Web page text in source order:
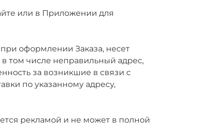
или в Приложении для
оформлении Заказа, несет
том числе неправильный адрес,
за возникшие в связи с
по указанному адресу,
рекламой и не может в полной